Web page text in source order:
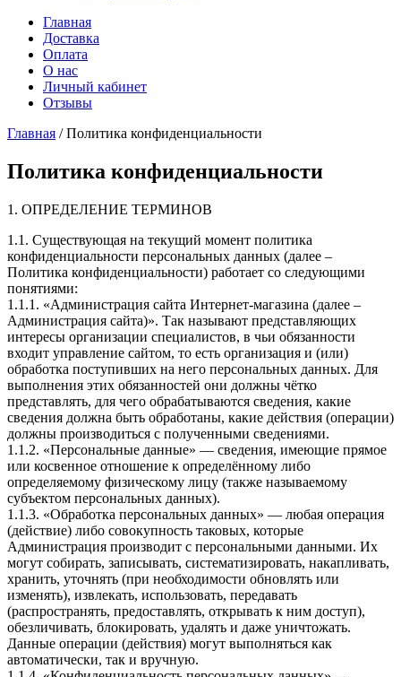
Главная
Доставка
Оплата
О нас
Личный кабинет
Отзывы
Главная / Политика конфиденциальности
Политика конфиденциальности
1. ОПРЕДЕЛЕНИЕ ТЕРМИНОВ
1.1. Существующая на текущий момент политика
конфиденциальности персональных данных (далее –
Политика конфиденциальности) работает со следующими
понятиями:
1.1.1. «Администрация сайта Интернет-магазина (далее –
Администрация сайта)». Так называют представляющих
интересы организации специалистов, в чьи обязанности
входит управление сайтом, то есть организация и (или)
обработка поступивших на него персональных данных. Для
выполнения этих обязанностей они должны чётко
представлять, для чего обрабатываются сведения, какие
сведения должна быть обработаны, какие действия (операции)
должны производиться с полученными сведениями.
1.1.2. «Персональные данные» — сведения, имеющие прямое
или косвенное отношение к определённому либо
определяемому физическому лицу (также называемому
субъектом персональных данных).
1.1.3. «Обработка персональных данных» — любая операция
(действие) либо совокупность таковых, которые
Администрация производит с персональными данными. Их
могут собирать, записывать, систематизировать, накапливать,
хранить, уточнять (при необходимости обновлять или
изменять), извлекать, использовать, передавать
(распространять, предоставлять, открывать к ним доступ),
обезличивать, блокировать, удалять и даже уничтожать.
Данные операции (действия) могут выполняться как
автоматически, так и вручную.